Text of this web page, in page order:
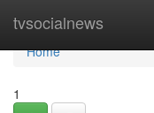
tvsocialnews
Home
Home
1